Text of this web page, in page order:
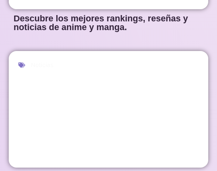
Descubre los mejores rankings, reseñas y
noticias de anime y manga.